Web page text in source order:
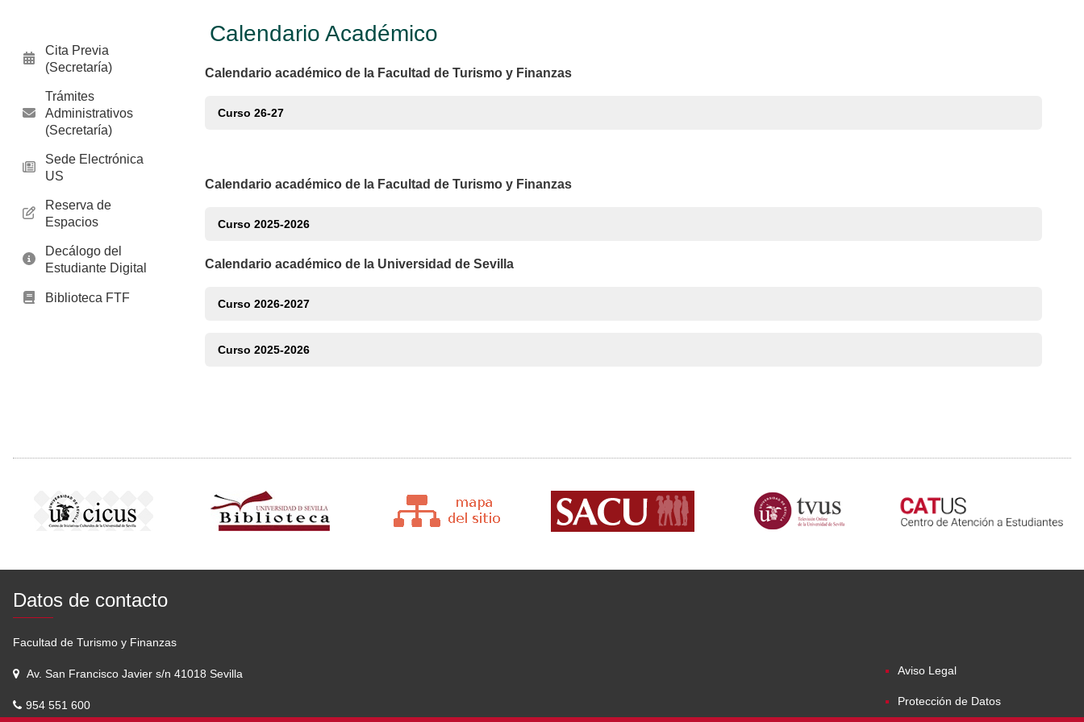
Calendario Académico
Calendario académico de la Facultad de Turismo y Finanzas
Curso 26-27
Calendario académico de la Facultad de Turismo y Finanzas
Curso 2025-2026
Calendario académico de la Universidad de Sevilla
Curso 2026-2027
Curso 2025-2026
Cita Previa
(Secretaría)
Trámites
Administrativos
(Secretaría)
Sede Electrónica
US
Reserva de
Espacios
Decálogo del
Estudiante Digital
Biblioteca FTF
Datos de contacto
Facultad de Turismo y Finanzas
Av. San Francisco Javier s/n 41018 Sevilla
954 551 600
Aviso Legal
Protección de Datos